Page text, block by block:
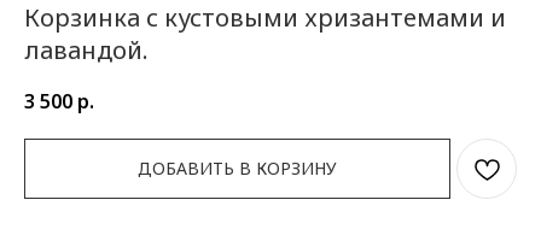
Корзинка с кустовыми хризантемами и
лавандой.
3 500 р.
ДОБАВИТЬ В КОРЗИНУ